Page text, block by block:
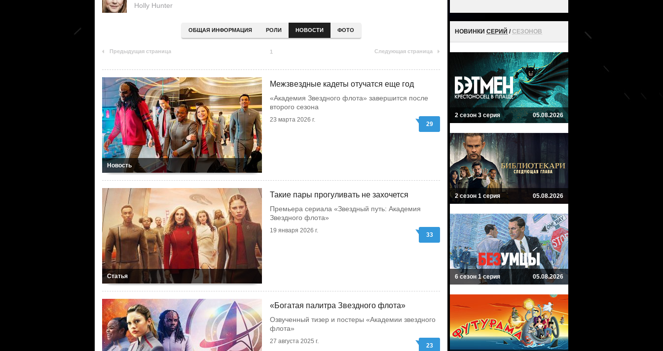
Holly Hunter
ОБЩАЯ ИНФОРМАЦИЯ РОЛИ НОВОСТИ ФОТО
Предыдущая страница 1 Следующая страница
Новость
Межзвездные кадеты отучатся еще год
«Академия Звездного флота» завершится после
второго сезона
23 марта 2026 г.
29
Статья
Такие пары прогуливать не захочется
Премьера сериала «Звездный путь: Академия
Звездного флота»
19 января 2026 г.
33
«Богатая палитра Звездного флота»
Озвученный тизер и постеры «Академии звездного
флота»
27 августа 2025 г.
23
НОВИНКИ СЕРИЙ /СЕЗОНОВ
2 сезон 3 серия 05.08.2026
2 сезон 1 серия 05.08.2026
6 сезон 1 серия 05.08.2026